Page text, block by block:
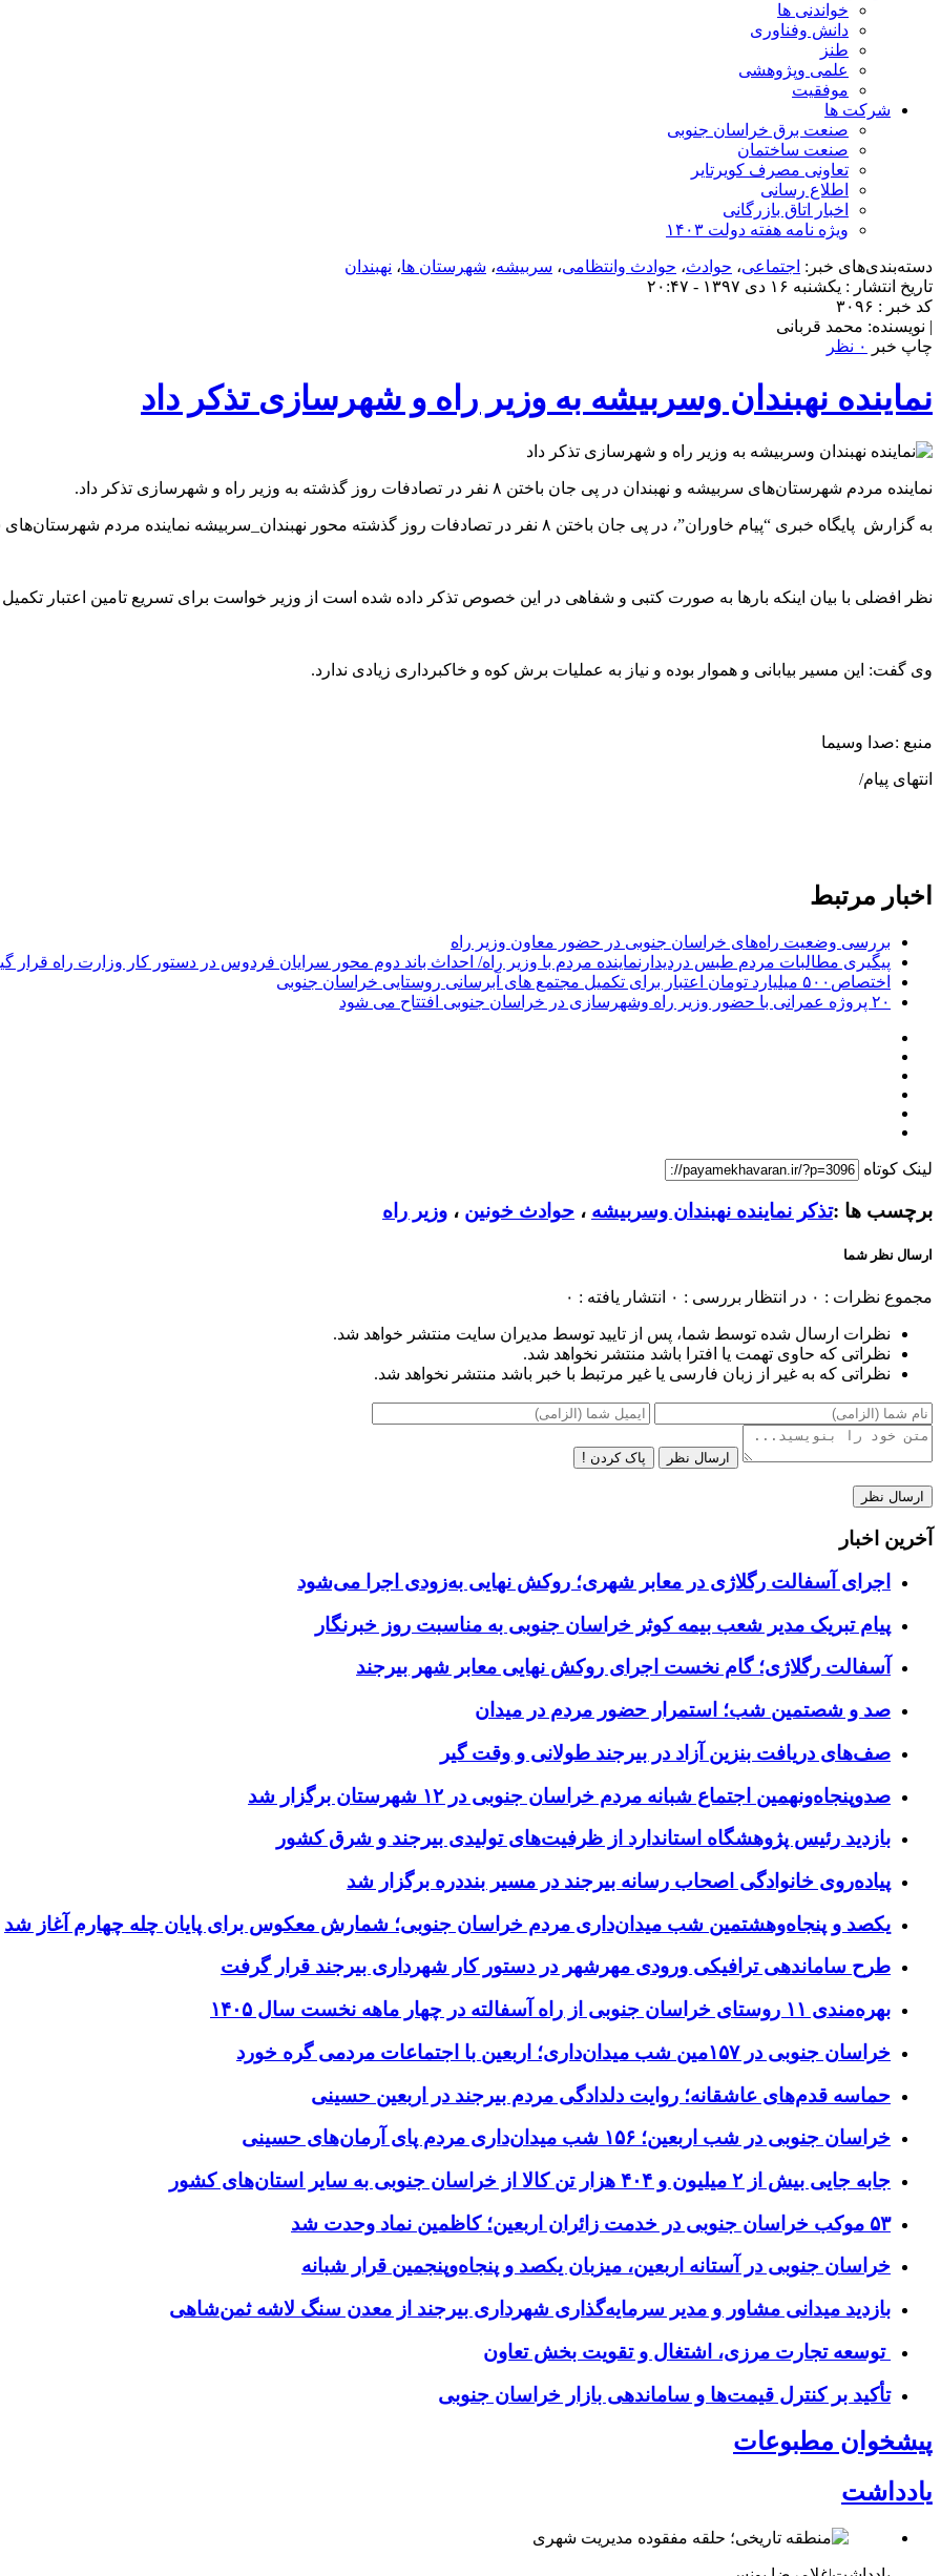
خواندنی ها
دانش وفناوری
طنز
علمی وپژوهشی
موفقیت
شرکت ها
صنعت برق خراسان جنوبی
صنعت ساختمان
تعاونی مصرف کویرتایر
اطلاع رسانی
اخبار اتاق بازرگانی
ویژه نامه هفته دولت ۱۴۰۳
دسته‌بندی‌های خبر: اجتماعی، حوادث، حوادث وانتظامی، سربیشه، شهرستان ها، نهبندان
تاریخ انتشار : یکشنبه ۱۶ دی ۱۳۹۷ - ۲۰:۴۷
کد خبر : ۳۰۹۶
| نویسنده: محمد قربانی
چاپ خبر
۰ نظر
نماینده نهبندان وسربیشه به وزیر راه و شهرسازی تذکر داد
نماینده مردم شهرستان‌های سربیشه و نهبندان در پی جان باختن ۸ نفر در تصادفات روز گذشته به وزیر راه و شهرسازی تذکر داد.
به گزارش پایگاه خبری “پیام خاوران”، در پی جان باختن ۸ نفر در تصادفات روز گذشته محور نهبندان_سربیشه نماینده مردم شهرستان‌های سربیشه و نهبندان به وزیر راه و شهرسازی تذکر کتبی داد.
نظر افضلی با بیان اینکه بارها به صورت کتبی و شفاهی در این خصوص تذکر داده شده است از وزیر خواست برای تسریع تامین اعتبار تکمیل
وی گفت: این مسیر بیابانی و هموار بوده و نیاز به عملیات برش کوه و خاکبرداری زیادی ندارد.
منبع :صدا وسیما
انتهای پیام/
اخبار مرتبط
بررسی وضعیت راه‌های خراسان جنوبی در حضور معاون وزیر راه
پیگیری مطالبات مردم طبس دردیدارنماینده مردم با وزیر راه/ احداث باند دوم محور سرایان فردوس در دستور کار وزارت راه قرار
اختصاص۵۰۰ میلیارد تومان اعتبار برای تکمیل مجتمع های آبرسانی روستایی خراسان جنوبی
۲۰ پروژه عمرانی با حضور وزیر راه وشهرسازی در خراسان جنوبی افتتاح می شود
لینک کوتاه
برچسب ها :تذکر نماینده نهبندان وسربیشه ، حوادث خونین ، وزیر راه
ارسال نظر شما
مجموع نظرات : ۰ در انتظار بررسی : ۰ انتشار یافته : ۰
نظرات ارسال شده توسط شما، پس از تایید توسط مدیران سایت منتشر خواهد شد.
نظراتی که حاوی تهمت یا افترا باشد منتشر نخواهد شد.
نظراتی که به غیر از زبان فارسی یا غیر مرتبط با خبر باشد منتشر نخواهد شد.
ارسال نظر پاک کردن !
آخرین اخبار
اجرای آسفالت رگلاژی در معابر شهری؛ روکش نهایی به‌زودی اجرا می‌شود
پیام تبریک مدیر شعب بیمه کوثر خراسان جنوبی به مناسبت روز خبرنگار
آسفالت رگلاژی؛ گام نخست اجرای روکش نهایی معابر شهر بیرجند
صد و شصتمین شب؛ استمرار حضور مردم در میدان
صف‌های دریافت بنزین آزاد در بیرجند طولانی و وقت گیر
صدوپنجاه‌ونهمین اجتماع شبانه مردم خراسان جنوبی در ۱۲ شهرستان برگزار شد
بازدید رئیس پژوهشگاه استاندارد از ظرفیت‌های تولیدی بیرجند و شرق کشور
پیاده‌روی خانوادگی اصحاب رسانه بیرجند در مسیر بنددره برگزار شد
یکصد و پنجاه‌وهشتمین شب میدان‌داری مردم خراسان جنوبی؛ شمارش معکوس برای پایان چله چهارم آغاز شد
طرح ساماندهی ترافیکی ورودی مهرشهر در دستور کار شهرداری بیرجند قرار گرفت
بهره‌مندی ۱۱ روستای خراسان جنوبی از راه آسفالته در چهار ماهه نخست سال ۱۴۰۵
خراسان جنوبی در ۱۵۷مین شب میدان‌داری؛ اربعین با اجتماعات مردمی گره خورد
حماسه قدم‌های عاشقانه؛ روایت دلدادگی مردم بیرجند در اربعین حسینی
خراسان جنوبی در شب اربعین؛ ۱۵۶ شب میدان‌داری مردم پای آرمان‌های حسینی
جابه جایی بیش از ۲ میلیون و ۴۰۴ هزار تن کالا از خراسان جنوبی به سایر استان‌های کشور
۵۳ موکب خراسان جنوبی در خدمت زائران اربعین؛ کاظمین نماد وحدت شد
خراسان جنوبی در آستانه اربعین، میزبان یکصد و پنجاه‌وپنجمین قرار شبانه
بازدید میدانی مشاور و مدیر سرمایه‌گذاری شهرداری بیرجند از معدن سنگ لاشه ثمن‌شاهی
توسعه تجارت مرزی، اشتغال و تقویت بخش تعاون
تأکید بر کنترل قیمت‌ها و ساماندهی بازار خراسان جنوبی
پیشخوان مطبوعات
یادداشت